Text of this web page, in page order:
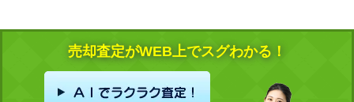
売却査定がWEB上でスグわかる！